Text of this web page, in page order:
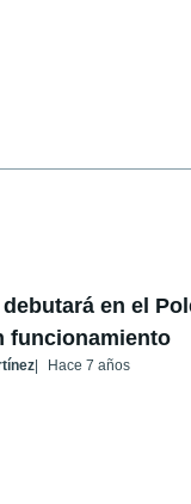
en el
funcionamiento
Hace 7 años